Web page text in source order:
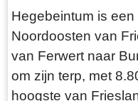
staat een eindje
stellen maar toen hij
met de grond gelijk
heeft hij tevergeefs
de Leeuwarder
Hegebeintum is
Noordoosten van
van Ferwert naar
om zijn terp, met
hoogste van